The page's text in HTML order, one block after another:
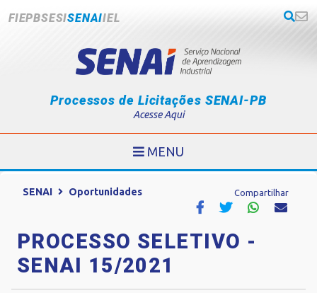
FIEPBSESISENAIIEL
Processos de Licitações SENAI-PB
Acesse Aqui
MENU
SENAI Oportunidades Compartilhar
PROCESSO SELETIVO -
SENAI 15/2021